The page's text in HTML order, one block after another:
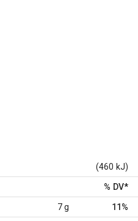
(460 kJ)
% DV*
7 g 11%